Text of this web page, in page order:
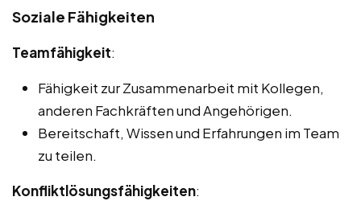
Soziale Fähigkeiten
Teamfähigkeit:
Fähigkeit zur Zusammenarbeit mit Kollegen,
anderen Fachkräften und Angehörigen.
Bereitschaft, Wissen und Erfahrungen im Team
zu teilen.
Konfliktlösungsfähigkeiten: